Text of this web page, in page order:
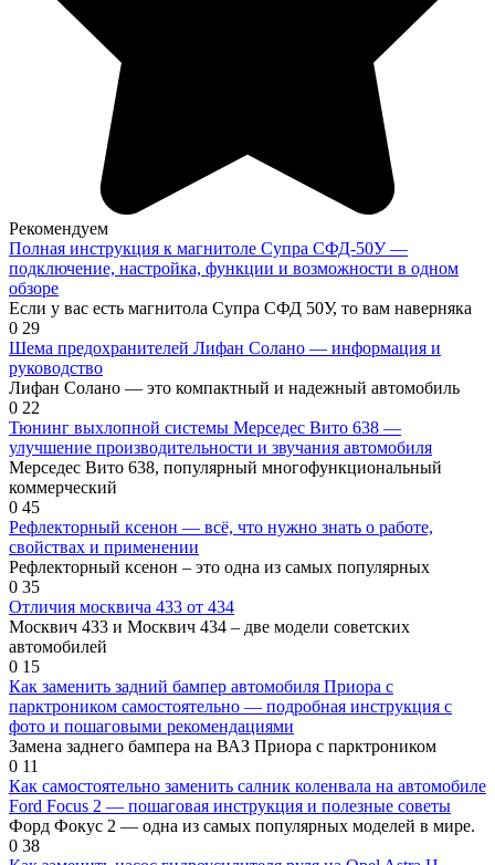
Рекомендуем
Полная инструкция к магнитоле Супра СФД-50У —
подключение, настройка, функции и возможности в одном
обзоре
Если у вас есть магнитола Супра СФД 50У, то вам наверняка
0 29
Шема предохранителей Лифан Солано — информация и
руководство
Лифан Солано — это компактный и надежный автомобиль
0 22
Тюнинг выхлопной системы Мерседес Вито 638 —
улучшение производительности и звучания автомобиля
Мерседес Вито 638, популярный многофункциональный
коммерческий
0 45
Рефлекторный ксенон — всё, что нужно знать о работе,
свойствах и применении
Рефлекторный ксенон – это одна из самых популярных
0 35
Отличия москвича 433 от 434
Москвич 433 и Москвич 434 – две модели советских
автомобилей
0 15
Как заменить задний бампер автомобиля Приора с
парктроником самостоятельно — подробная инструкция с
фото и пошаговыми рекомендациями
Замена заднего бампера на ВАЗ Приора с парктроником
0 11
Как самостоятельно заменить салник коленвала на автомобиле
Ford Focus 2 — пошаговая инструкция и полезные советы
Форд Фокус 2 — одна из самых популярных моделей в мире.
0 38